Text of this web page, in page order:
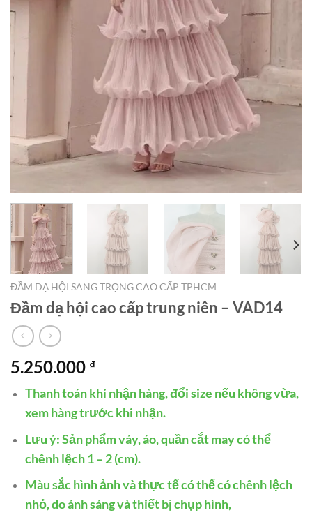
ĐẦM DẠ HỘI SANG TRỌNG CAO CẤP TPHCM
Đầm dạ hội cao cấp trung niên – VAD14
5.250.000 ₫
Thanh toán khi nhận hàng, đổi size nếu không vừa,
xem hàng trước khi nhận.
Lưu ý: Sản phẩm váy, áo, quần cắt may có thể
chênh lệch 1 – 2 (cm).
Màu sắc hình ảnh và thực tế có thể có chênh lệch
nhỏ, do ánh sáng và thiết bị chụp hình,